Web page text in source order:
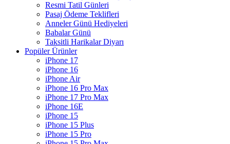
Resmi Tatil Günleri
Pasaj Ödeme Teklifleri
Anneler Günü Hediyeleri
Babalar Günü
Taksitli Harikalar Diyarı
Popüler Ürünler
iPhone 17
iPhone 16
iPhone Air
iPhone 16 Pro Max
iPhone 17 Pro Max
iPhone 16E
iPhone 15
iPhone 15 Plus
iPhone 15 Pro